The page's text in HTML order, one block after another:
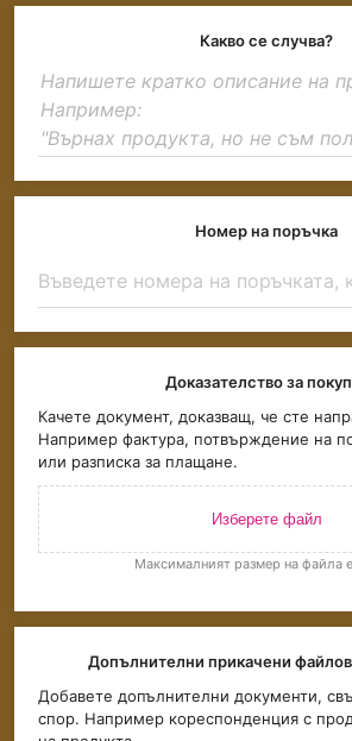
Какво се случва?
Номер на поръчка
Доказателство за
Качете документ, доказващ, че сте
Например фактура, потвърждение на
или разписка за плащане.
Изберете файл
Максималният размер на файла
Допълнителни прикачени
Добавете допълнителни документи,
спор. Например кореспонденция с